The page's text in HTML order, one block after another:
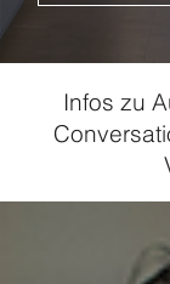
Infos zu